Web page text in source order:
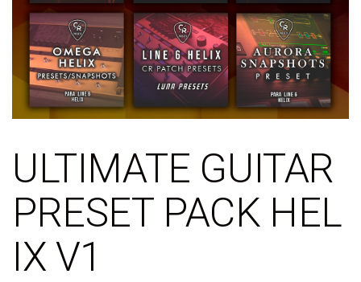
ULTIMATE GUITAR
PRESET PACK HEL
IX V1